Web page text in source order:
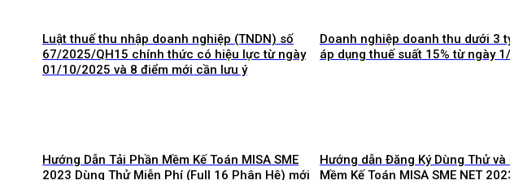
Luật thuế thu nhập doanh nghiệp (TNDN) số
67/2025/QH15 chính thức có hiệu lực từ ngày
01/10/2025 và 8 điểm mới cần lưu ý
Doanh nghiệp doanh thu dưới 3
áp dụng thuế suất 15% từ ngày
Hướng Dẫn Tải Phần Mềm Kế Toán MISA SME
2023 Dùng Thử Miễn Phí (Full 16 Phân Hệ) mới
Hướng dẫn Đăng Ký Dùng Thử và
Mềm Kế Toán MISA SME NET